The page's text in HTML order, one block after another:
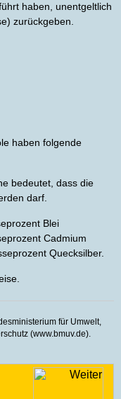
haben, unentgeltlich
zurückgeben.
haben folgende
bedeutet, dass die
darf.
Blei
Cadmium
Quecksilber.
für Umwelt,
(www.bmuv.de).